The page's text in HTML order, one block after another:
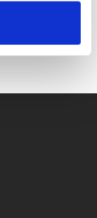
des